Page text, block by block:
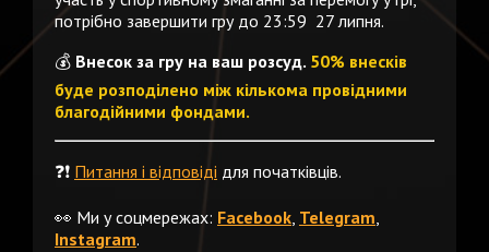
потрібно завершити гру до 23:59 27 липня.
💰 Внесок за гру на ваш розсуд. 50% внесків
буде розподілено між кількома провідними
благодійними фондами.
❓❗️ Питання і відповіді для початківців.
👀 Ми у соцмережах: Facebook, Telegram,
Instagram.